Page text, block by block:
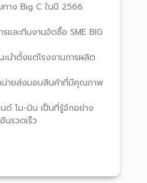
ทาง Big C ในปี 2566
ละทีมงานจัดซื้อ SME BIG
นำตั้งแต่โรงงานการผลิต
น่ายส่งมอบสินค้าที่มีคุณภาพ
ด์ โม-มิน เป็นที่รู้จักอย่าง
นรวดเร็ว